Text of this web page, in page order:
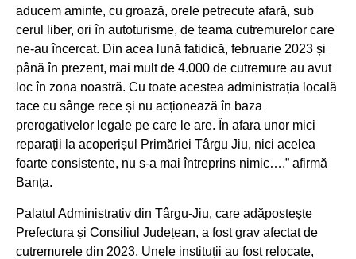
aducem aminte, cu groază, orele petrecute afară, sub
cerul liber, ori în autoturisme, de teama cutremurelor care
ne-au încercat. Din acea lună fatidică, februarie 2023 și
până în prezent, mai mult de 4.000 de cutremure au avut
loc în zona noastră. Cu toate acestea administrația locală
tace cu sânge rece și nu acționează în baza
prerogativelor legale pe care le are. În afara unor mici
reparații la acoperișul Primăriei Târgu Jiu, nici acelea
foarte consistente, nu s-a mai întreprins nimic….” afirmă
Banța.
Palatul Administrativ din Târgu-Jiu, care adăpostește
Prefectura și Consiliul Județean, a fost grav afectat de
cutremurele din 2023. Unele instituții au fost relocate,